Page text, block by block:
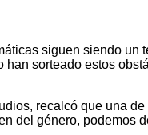
siguen siendo un
sorteado estos
recalcó que una
del género, podemos